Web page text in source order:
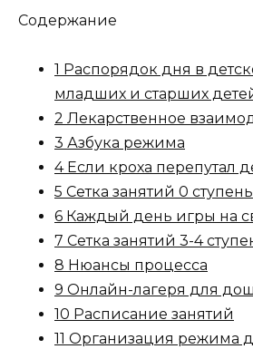
Содержание
1 Распорядок дня в
младших и старших
2 Лекарственное
3 Азбука режима
4 Если кроха перепутал
5 Сетка занятий 0 ступень
6 Каждый день игры на
7 Сетка занятий 3-4
8 Нюансы процесса
9 Онлайн-лагеря для
10 Расписание занятий
11 Организация режима